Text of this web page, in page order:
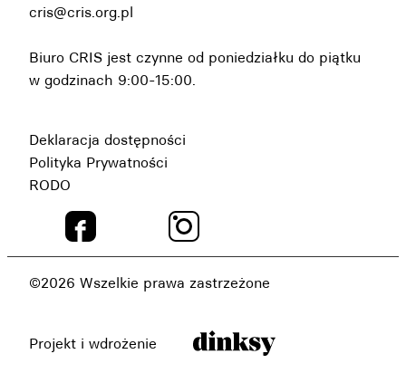
cris@cris.org.pl
Biuro CRIS jest czynne od poniedziałku do piątku
w godzinach 9:00-15:00.
Deklaracja dostępności
Polityka Prywatności
RODO
©2026 Wszelkie prawa zastrzeżone
Projekt i wdrożenie